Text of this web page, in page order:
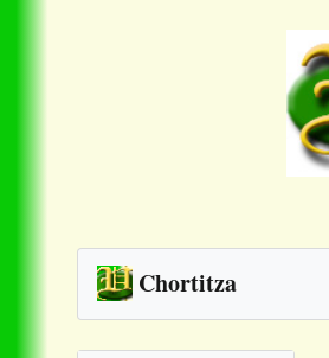
Chortitza